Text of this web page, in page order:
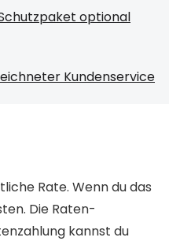
optional
Kundenservice
Rate. Wenn du das
Die Raten-
kannst du